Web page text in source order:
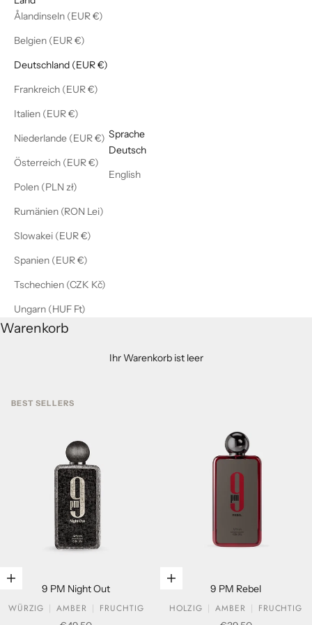
Ålandinseln (EUR €)
Belgien (EUR €)
Deutschland (EUR €)
Frankreich (EUR €)
Italien (EUR €)
Niederlande (EUR €)
Österreich (EUR €)
Polen (PLN zł)
Rumänien (RON Lei)
Slowakei (EUR €)
Spanien (EUR €)
Tschechien (CZK Kč)
Ungarn (HUF Ft)
Sprache
Deutsch
English
Warenkorb
Ihr Warenkorb ist leer
BEST SELLERS
In den Warenkorb legen
9 PM Night Out
WÜRZIG
AMBER
FRUCHTIG
In den Warenkorb legen
9 PM Rebel
HOLZIG
AMBER
FRUCHTIG